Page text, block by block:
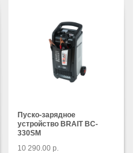
Пуско-зарядное
устройство BRAIT ВC-
330SM
10 290.00 р.